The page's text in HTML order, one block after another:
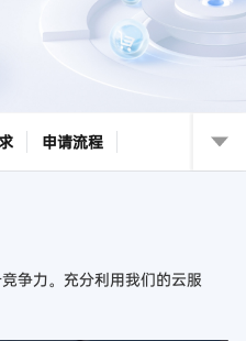
申请流程
争力。充分利用我们的云服